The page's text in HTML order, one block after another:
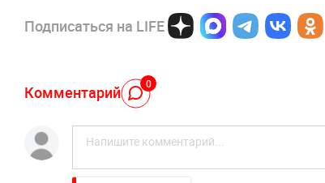
Подписаться на LIFE
Комментарий 0